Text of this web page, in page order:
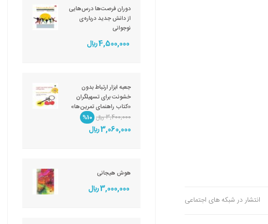
انتشار در شبکه های اجتماعی
دوران فرصت‌ها درس‌هایی
از دانش جدید درباره‌ی
نوجوانی
4,500,000 ريال
جعبه ابزار ارتباط بدون
خشونت برای تسهیلگران
«کتاب راهنمای تمرین‌ها»
3,400,000 ريال
%10
3,060,000 ريال
هوش هیجانی
3,000,000 ريال